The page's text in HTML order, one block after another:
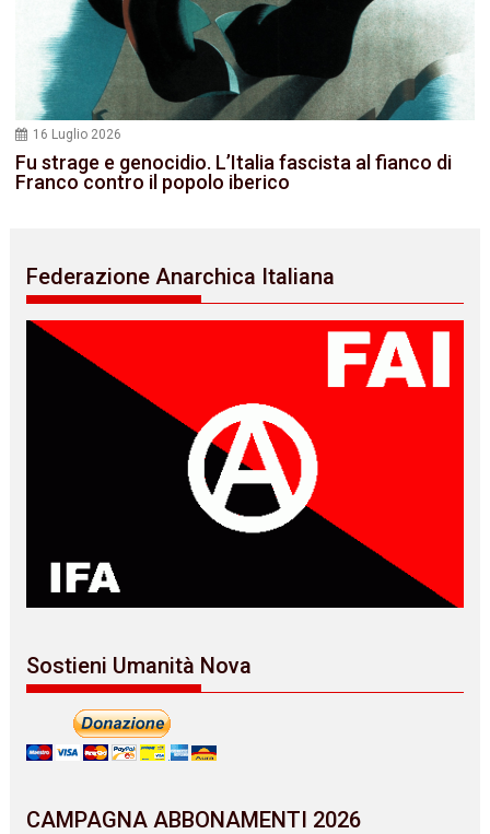
16 Luglio 2026
Fu strage e genocidio. L’Italia fascista al fianco di
Franco contro il popolo iberico
Federazione Anarchica Italiana
Sostieni Umanità Nova
CAMPAGNA ABBONAMENTI 2026